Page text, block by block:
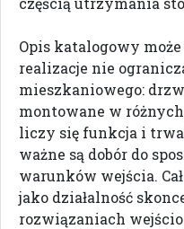
Opis katalogowy
realizacje nie
mieszkaniowego:
montowane w
liczy się funkcja i
ważne są dobór do
warunków wejścia.
jako działalność
rozwiązaniach